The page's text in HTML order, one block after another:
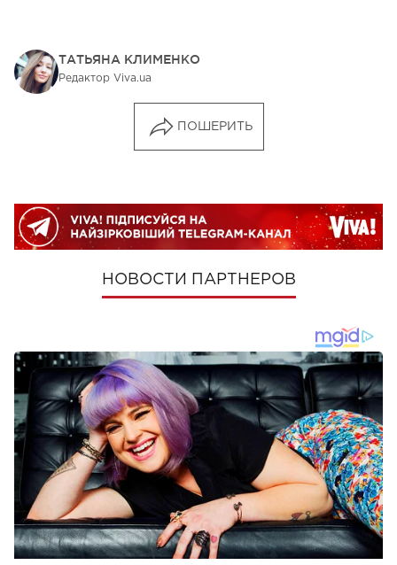
ТАТЬЯНА КЛИМЕНКО
Редактор Viva.ua
ПОШЕРИТЬ
НОВОСТИ ПАРТНЕРОВ